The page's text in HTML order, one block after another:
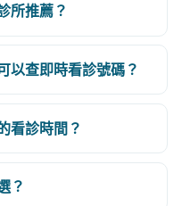
所推薦？
以查即時看診號碼？
看診時間？
？